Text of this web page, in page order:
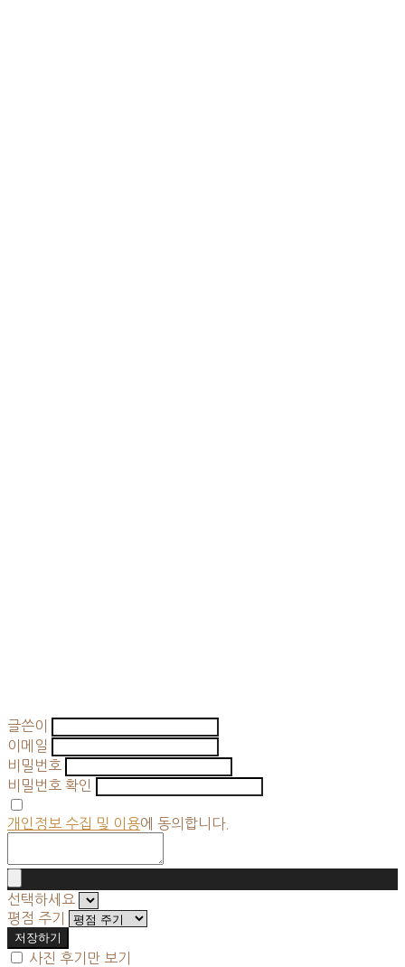
글쓴이
이메일
비밀번호
비밀번호 확인
개인정보 수집 및 이용에 동의합니다.
선택하세요
평점 주기
저장하기
사진 후기만 보기